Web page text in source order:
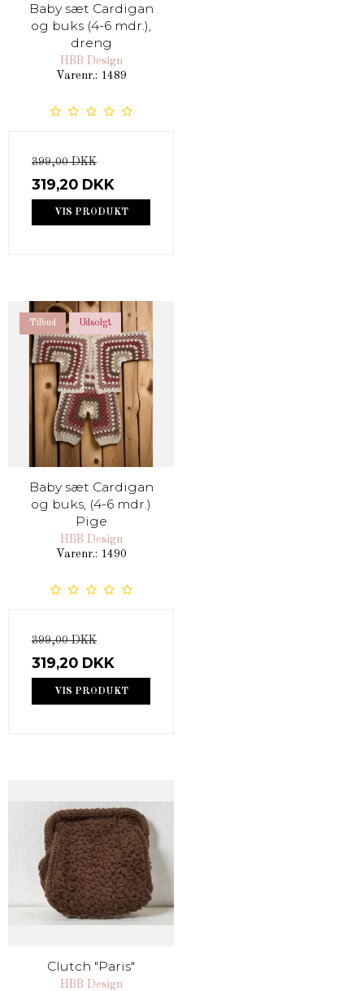
Baby sæt Cardigan
og buks (4-6 mdr.),
dreng
HBB Design
Varenr.: 1489
399,00 DKK
319,20 DKK
VIS PRODUKT
Tilbud Udsolgt
Baby sæt Cardigan
og buks, (4-6 mdr.)
Pige
HBB Design
Varenr.: 1490
399,00 DKK
319,20 DKK
VIS PRODUKT
Clutch "Paris"
HBB Design